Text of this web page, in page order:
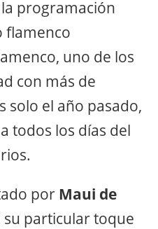
programación
flamenco
uno de los
con más de
solo el año pasado,
todos los días del
por Maui de
particular toque